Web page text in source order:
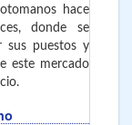
hace
donde se
sus puestos y
este mercado